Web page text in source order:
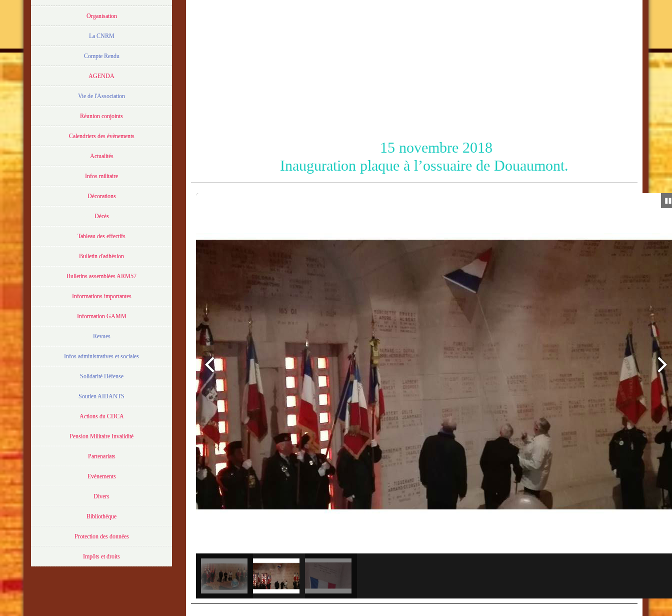
Organisation
La CNRM
Compte Rendu
AGENDA
Vie de l'Association
Réunion conjoints
Calendriers des évènements
Actualités
Infos militaire
Décorations
Décès
Tableau des effectifs
Bulletin d'adhésion
Bulletins assemblées ARM57
Informations importantes
Information GAMM
Revues
Infos administratives et sociales
Solidarité Défense
Soutien AIDANTS
Actions du CDCA
Pension Militaire Invalidité
Partenariats
Evènements
Divers
Bibliothèque
Protection des données
Impôts et droits
15 novembre 2018
Inauguration plaque à l’ossuaire de Douaumont.